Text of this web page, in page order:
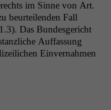
im Sinne von Art.
beurteilen­den Fall
Das Bun­des­gericht
Auf­fas­sung
Ein­ver­nah­men